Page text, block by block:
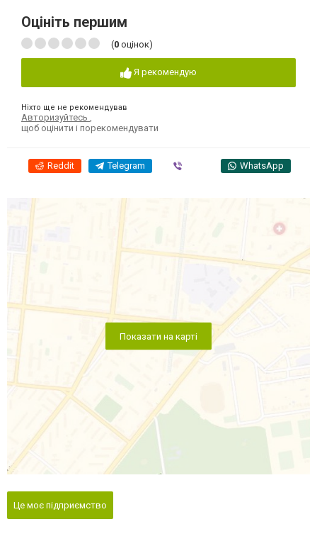
Оцініть першим
(0 оцінок)
Я рекомендую
Ніхто ще не рекомендував
Авторизуйтесь
щоб оцінити і порекомендувати
Reddit Telegram WhatsApp
Показати на карті
Це моє підприємство